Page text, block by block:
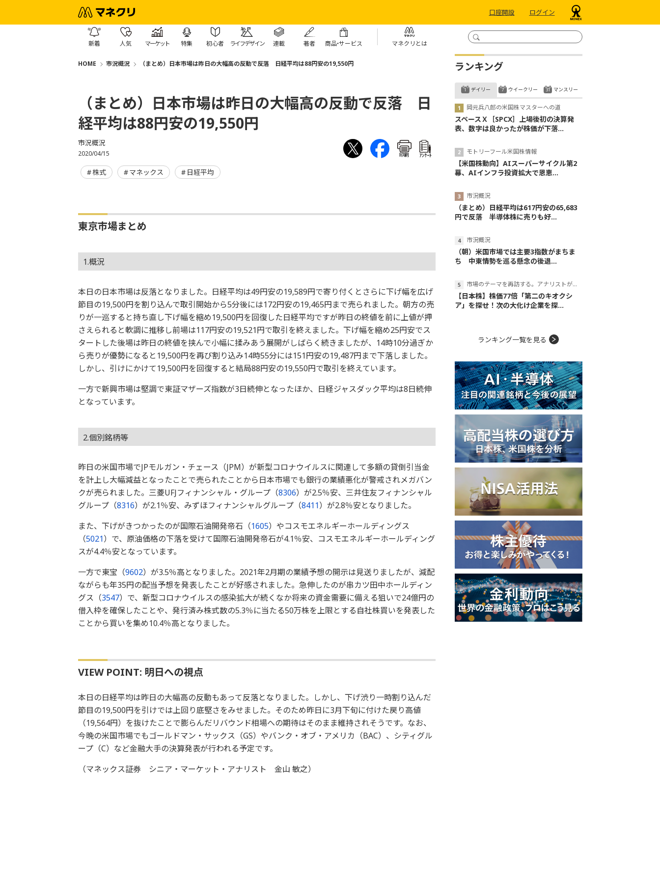
口座開設 ログイン
新着 人気 マーケット 特集 初心者 ライフデザイン 連載 著者 商品・サービス マネクリとは
HOME 市況概況 （まとめ）日本市場は昨日の大幅高の反動で反落 日経平均は88円安の19,550円
（まとめ）日本市場は昨日の大幅高の反動で反落 日
経平均は88円安の19,550円
市況概況
2020/04/15 印刷 ｱﾝｹｰﾄ
株式 マネックス 日経平均
東京市場まとめ
1.概況
本日の日本市場は反落となりました。日経平均は49円安の19,589円で寄り付くとさらに下げ幅を広げ
節目の19,500円を割り込んで取引開始から5分後には172円安の19,465円まで売られました。朝方の売
りが一巡すると持ち直し下げ幅を縮め19,500円を回復した日経平均ですが昨日の終値を前に上値が押
さえられると軟調に推移し前場は117円安の19,521円で取引を終えました。下げ幅を縮め25円安でス
タートした後場は昨日の終値を挟んで小幅に揉みあう展開がしばらく続きましたが、14時10分過ぎか
ら売りが優勢になると19,500円を再び割り込み14時55分には151円安の19,487円まで下落しました。
しかし、引けにかけて19,500円を回復すると結局88円安の19,550円で取引を終えています。
一方で新興市場は堅調で東証マザーズ指数が3日続伸となったほか、日経ジャスダック平均は8日続伸
となっています。
2.個別銘柄等
昨日の米国市場でJPモルガン・チェース（JPM）が新型コロナウイルスに関連して多額の貸倒引当金
を計上し大幅減益となったことで売られたことから日本市場でも銀行の業績悪化が警戒されメガバン
クが売られました。三菱UFJフィナンシャル・グループ（8306）が2.5％安、三井住友フィナンシャル
グループ（8316）が2.1％安、みずほフィナンシャルグループ（8411）が2.8％安となりました。
また、下げがきつかったのが国際石油開発帝石（1605）やコスモエネルギーホールディングス
（5021）で、原油価格の下落を受けて国際石油開発帝石が4.1％安、コスモエネルギーホールディング
スが4.4％安となっています。
一方で東宝（9602）が3.5％高となりました。2021年2月期の業績予想の開示は見送りましたが、減配
ながらも年35円の配当予想を発表したことが好感されました。急伸したのが串カツ田中ホールディン
グス（3547）で、新型コロナウイルスの感染拡大が続くなか将来の資金需要に備える狙いで24億円の
借入枠を確保したことや、発行済み株式数の5.3％に当たる50万株を上限とする自社株買いを発表した
ことから買いを集め10.4％高となりました。
VIEW POINT: 明日への視点
本日の日経平均は昨日の大幅高の反動もあって反落となりました。しかし、下げ渋り一時割り込んだ
節目の19,500円を引けでは上回り底堅さをみせました。そのため昨日に3月下旬に付けた戻り高値
（19,564円）を抜けたことで膨らんだリバウンド相場への期待はそのまま維持されそうです。なお、
今晩の米国市場でもゴールドマン・サックス（GS）やバンク・オブ・アメリカ（BAC）、シティグル
ープ（C）など金融大手の決算発表が行われる予定です。
（マネックス証券 シニア・マーケット・アナリスト 金山 敏之）
ランキング
デイリー
岡元兵八郎の米国株マスターへの道
スペースＸ［SPCX］上場後初の決算発
表、数字は良かったが株価が下落...
モトリーフール米国株情報
【米国株動向】AIスーパーサイクル第2
幕、AIインフラ投資拡大で恩恵...
市況概況
（まとめ）日経平均は617円安の65,683
円で反落 半導体株に売りも好...
市況概況
（朝）米国市場では主要3指数がまちま
ち 中東情勢を巡る懸念の後退...
市場のテーマを再訪する。アナリストが読み解くテーマの本質
【日本株】株価77倍「第二のキオクシ
ア」を探せ！次の大化け企業を探...
ウイークリー マンスリー
ランキング一覧を見る